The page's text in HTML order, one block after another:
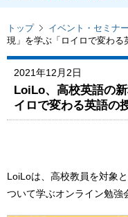
トップ イベント・セミナー
現」を学ぶ「ロイロで変わる
2021年12月2日
LoiLo、高校英語の
イロで変わる英語の
LoiLoは、高校教員を対象
ついて学ぶオンライン勉強